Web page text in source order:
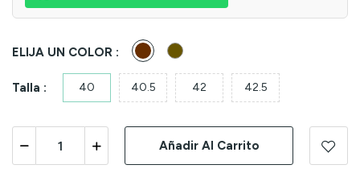
ELIJA UN COLOR : MarrónMarrón
Talla : 40 40.5 42 42.5
Añadir Al Carrito